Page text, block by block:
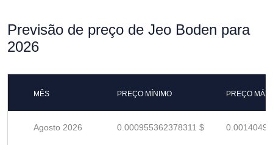
Previsão de preço de Jeo Boden para
2026
MÊS PREÇO MÍNIMO PREÇO
Agosto 2026 0.000955362378311 $